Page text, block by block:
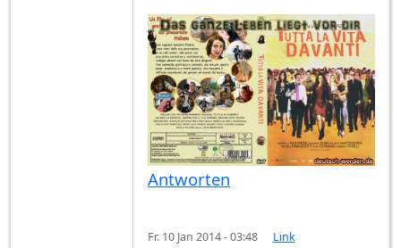
Antworten
Fr. 10 Jan 2014 - 03:48 Link